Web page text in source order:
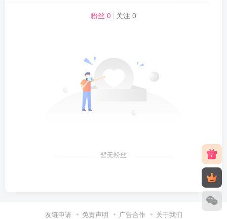
粉丝 0 关注 0
暂无粉丝
友链申请 免责声明 广告合作 关于我们